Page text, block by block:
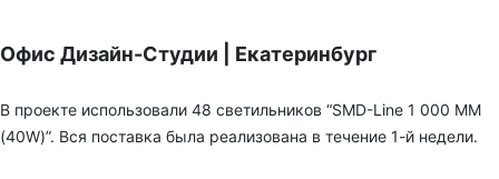
Офис Дизайн-Студии | Екатеринбург
В проекте использовали 48 светильников “SMD-Line 1 000 ММ
(40W)”. Вся поставка была реализована в течение 1-й недели.